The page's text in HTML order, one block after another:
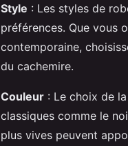
Style : Les styles de
préférences. Que vous
contemporaine,
du cachemire.
Couleur : Le choix de
classiques comme le
plus vives peuvent